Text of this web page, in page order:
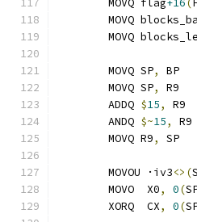
	MOVQ flag
+16(
MOVQ
MOVQ
	MOVQ SP
,
BP
	MOVQ SP
,
R9
	ADDQ
$15,
R9
	ANDQ
$~15,
R9
	MOVQ R9
, SP
	MOVOU ·iv3
<>(
	MOVO  X0
, 0(
	XORQ  CX
, 0(